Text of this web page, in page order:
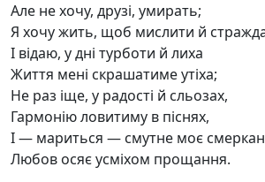
Але не хочу, друзі, умирать;
Я хочу жить, щоб мислити й
І відаю, у дні турботи й лиха
Життя мені скрашатиме утіха;
Не раз іще, у радості й сльозах,
Гармонію ловитиму в піснях,
І — мариться — смутне моє
Любов осяє усміхом прощання.